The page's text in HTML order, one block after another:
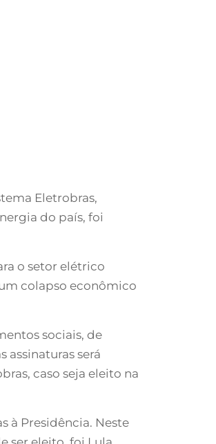
Eletrobras,
do país, foi
o setor elétrico
colapso econômico
sociais, de
será
caso seja eleito na
à Presidência. Neste